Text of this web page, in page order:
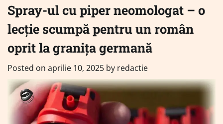
Spray-ul cu piper neomologat – o
lecție scumpă pentru un român
oprit la granița germană
Posted on aprilie 10, 2025 by redactie